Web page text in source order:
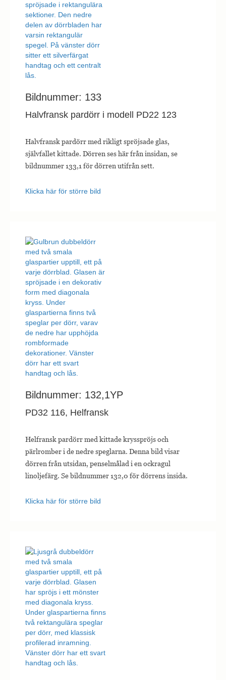
Bildnummer: 133
Halvfransk pardörr i modell PD22 123
Halvfransk pardörr med rikligt spröjsade glas,
självfallet kittade. Dörren ses här från insidan, se
bildnummer 133,1 för dörren utifrån sett.
Klicka här för större bild
Bildnummer: 132,1YP
PD32 116, Helfransk
Helfransk pardörr med kittade krysspröjs och
pärlromber i de nedre speglarna. Denna bild visar
dörren från utsidan, penselmålad i en ockragul
linoljefärg. Se bildnummer 132,0 för dörrens insida.
Klicka här för större bild